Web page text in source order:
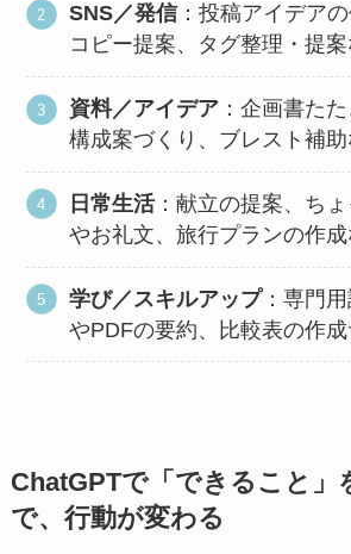
SNS／発信：投稿アイデア
コピー提案、タグ整理・提
資料／アイデア ：企画書た
構成案づくり、ブレスト補
日常生活：献立の提案、ち
やお礼文、旅行プランの作
学び／スキルアップ：専門
やPDFの要約、比較表の作
ChatGPTで「できること」
で、行動が変わる